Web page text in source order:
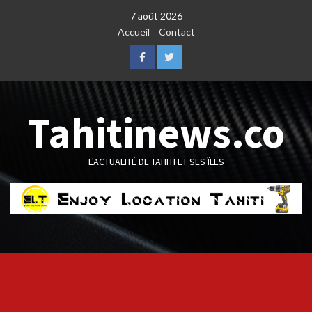
7 août 2026
Accueil
Contact
FacebookTwitter
Tahitinews.co
L'ACTUALITÉ DE TAHITI ET SES ÎLES